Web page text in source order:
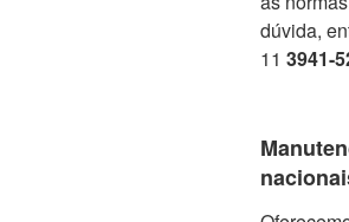
dúvida,
11 3941-